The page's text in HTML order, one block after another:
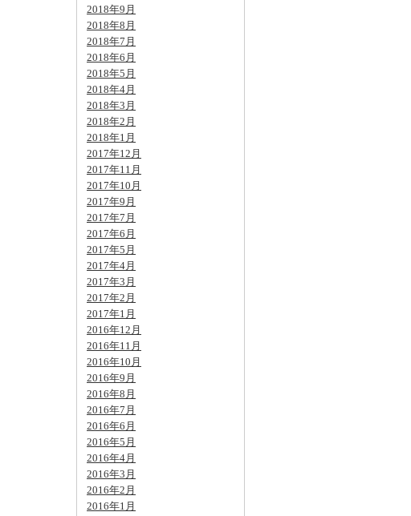
2018年9月
2018年8月
2018年7月
2018年6月
2018年5月
2018年4月
2018年3月
2018年2月
2018年1月
2017年12月
2017年11月
2017年10月
2017年9月
2017年7月
2017年6月
2017年5月
2017年4月
2017年3月
2017年2月
2017年1月
2016年12月
2016年11月
2016年10月
2016年9月
2016年8月
2016年7月
2016年6月
2016年5月
2016年4月
2016年3月
2016年2月
2016年1月